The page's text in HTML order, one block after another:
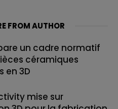
FROM AUTHOR
un cadre normatif
céramiques
en 3D
mise sur